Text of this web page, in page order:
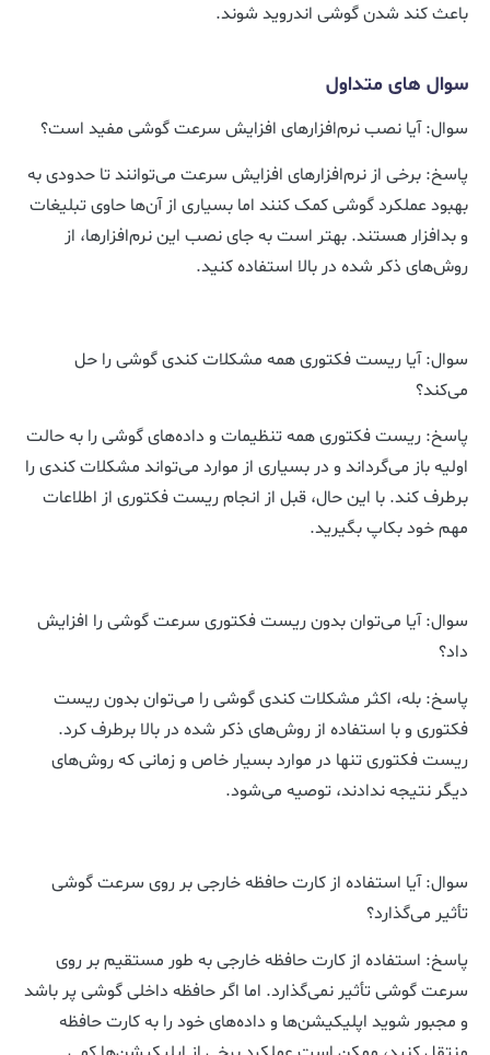
باعث کند شدن گوشی اندروید شوند.
سوال های متداول
سوال: آیا نصب نرم‌افزارهای افزایش سرعت گوشی مفید است؟
پاسخ: برخی از نرم‌افزارهای افزایش سرعت می‌توانند تا حدودی به
بهبود عملکرد گوشی کمک کنند اما بسیاری از آن‌ها حاوی تبلیغات
و بدافزار هستند. بهتر است به جای نصب این نرم‌افزارها، از
روش‌های ذکر شده در بالا استفاده کنید.
سوال: آیا ریست فکتوری همه مشکلات کندی گوشی را حل
می‌کند؟
پاسخ: ریست فکتوری همه تنظیمات و داده‌های گوشی را به حالت
اولیه باز می‌گرداند و در بسیاری از موارد می‌تواند مشکلات کندی را
برطرف کند. با این حال، قبل از انجام ریست فکتوری از اطلاعات
مهم خود بکاپ بگیرید.
سوال: آیا می‌توان بدون ریست فکتوری سرعت گوشی را افزایش
داد؟
پاسخ: بله، اکثر مشکلات کندی گوشی را می‌توان بدون ریست
فکتوری و با استفاده از روش‌های ذکر شده در بالا برطرف کرد.
ریست فکتوری تنها در موارد بسیار خاص و زمانی که روش‌های
دیگر نتیجه ندادند، توصیه می‌شود.
سوال: آیا استفاده از کارت حافظه خارجی بر روی سرعت گوشی
تأثیر می‌گذارد؟
پاسخ: استفاده از کارت حافظه خارجی به طور مستقیم بر روی
سرعت گوشی تأثیر نمی‌گذارد. اما اگر حافظه داخلی گوشی پر باشد
و مجبور شوید اپلیکیشن‌ها و داده‌های خود را به کارت حافظه